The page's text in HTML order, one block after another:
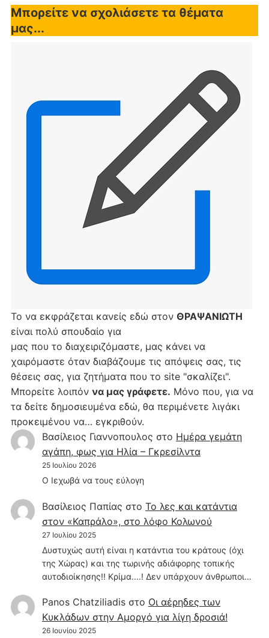
Μπορείτε να σχολιάσετε τα θέματα
μας...
Το να εκφράζεται κανείς εδώ στον ΘΡΑΨΑΝΙΩΤΗ
είναι πολύ σπουδαίο για
μας που το διαχειριζόμαστε, μας κάνει να
χαιρόμαστε όταν διαβάζουμε τις απόψεις σας, τις
θέσεις σας, για ζητήματα που το site "σκαλίζει".
Μπορείτε λοιπόν να μας γράφετε. Μόνο που, για να
τα δείτε δημοσιευμένα εδώ, θα περιμένετε λιγάκι
προκειμένου να… εγκριθούν.
Βασίλειος Γιαννοπουλος στο Hμέρα γεμάτη
αγάπη, φως για Ηλία – Γκρεσίλντα
25 Ιουλίου 2026
Ο Ιεχωβά να τους εύλογη
Βασίλειος Παπίας στο Το λες και κατάντια
στον «Καπράλο», στο λόφο Κολωνού
27 Ιουλίου 2025
Δυστυχώς αυτή είναι η κατάντια του κράτους (όχι
της Χώρας) και της τωρινής αδιάφορης τοπικής
αυτοδιοίκησης!! Κρίμα....! Δεν υπάρχουν άνθρωποι…
Panos Chatziliadisστο Οι αέρηδες των
Κυκλάδων στην Αμοργό για λίγη δροσιά!
26 Ιουνίου 2025